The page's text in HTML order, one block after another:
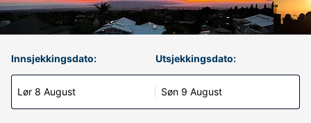
Innsjekkingsdato:
Lør 8 August
Utsjekkingsdato:
Søn 9 August